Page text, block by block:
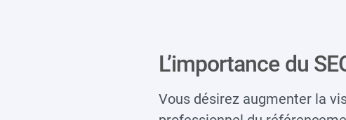
L’importance du
Vous désirez augmenter la